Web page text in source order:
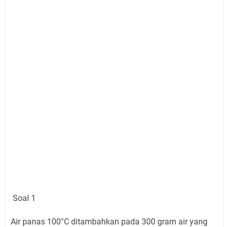
Soal 1
Air panas 100°C ditambahkan pada 300 gram air yang